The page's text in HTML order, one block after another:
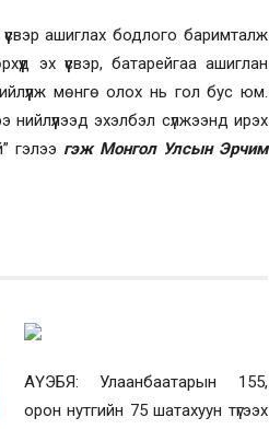
ашиглах бодлого баримталж
эх үүсвэр, батарейгаа ашиглан
мөнгө олох нь гол бус юм.
нийлүүлээд эхэлбэл сүлжээнд ирэх
гэлээ гэж Монгол Улсын Эрчим
АҮЭБЯ: Улаанбаатарын 155,
орон нутгийн 75 шатахуун түгээх